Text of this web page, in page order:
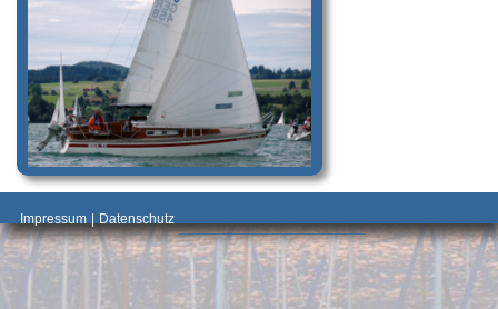
Impressum | Datenschutz ________________________